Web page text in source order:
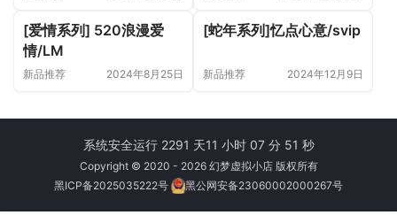
[爱情系列] 520浪漫爱
情/LM
新品推荐 2024年8月25日
[蛇年系列]忆点心意/svip
新品推荐 2024年12月9日
系统安全运行 2291 天11 小时 07 分 51 秒
Copyright © 2020 - 2026 幻梦虚拟小店 版权所有
黑ICP备2025035222号
黑公网安备23060002000267号